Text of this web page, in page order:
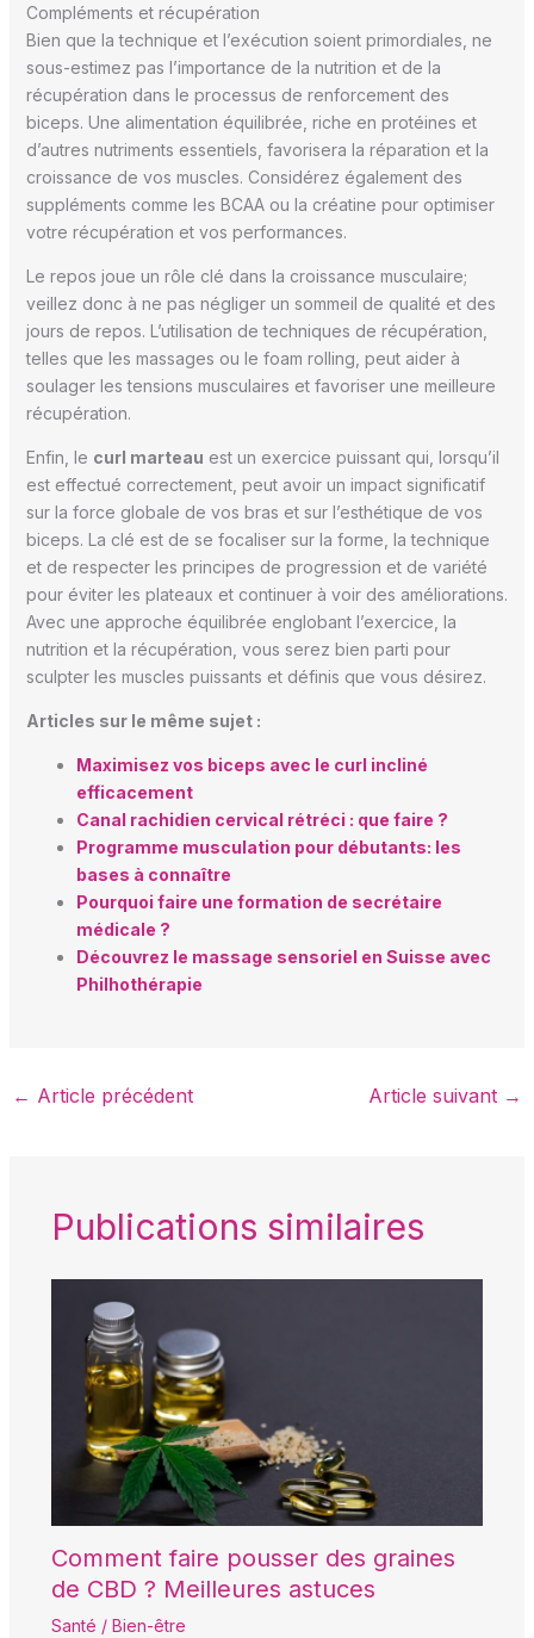
Compléments et récupération
Bien que la technique et l’exécution soient primordiales, ne
sous-estimez pas l’importance de la nutrition et de la
récupération dans le processus de renforcement des
biceps. Une alimentation équilibrée, riche en protéines et
d’autres nutriments essentiels, favorisera la réparation et la
croissance de vos muscles. Considérez également des
suppléments comme les BCAA ou la créatine pour optimiser
votre récupération et vos performances.
Le repos joue un rôle clé dans la croissance musculaire;
veillez donc à ne pas négliger un sommeil de qualité et des
jours de repos. L’utilisation de techniques de récupération,
telles que les massages ou le foam rolling, peut aider à
soulager les tensions musculaires et favoriser une meilleure
récupération.
Enfin, le curl marteau est un exercice puissant qui, lorsqu’il
est effectué correctement, peut avoir un impact significatif
sur la force globale de vos bras et sur l’esthétique de vos
biceps. La clé est de se focaliser sur la forme, la technique
et de respecter les principes de progression et de variété
pour éviter les plateaux et continuer à voir des améliorations.
Avec une approche équilibrée englobant l’exercice, la
nutrition et la récupération, vous serez bien parti pour
sculpter les muscles puissants et définis que vous désirez.
Articles sur le même sujet :
Maximisez vos biceps avec le curl incliné
efficacement
Canal rachidien cervical rétréci : que faire ?
Programme musculation pour débutants: les
bases à connaître
Pourquoi faire une formation de secrétaire
médicale ?
Découvrez le massage sensoriel en Suisse avec
Philhothérapie
← Article précédent Article suivant →
Publications similaires
Comment faire pousser des graines
de CBD ? Meilleures astuces
Santé / Bien-être